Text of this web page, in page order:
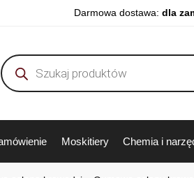
Darmowa dostawa: dla
Moskitiery Chemia i